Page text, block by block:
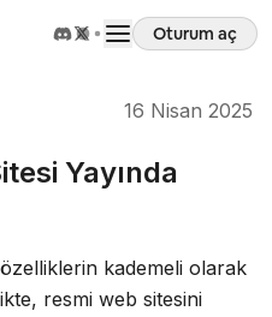
Oturum aç
16 Nisan 2025
Yayında
kademeli olarak
resmi web sitesini